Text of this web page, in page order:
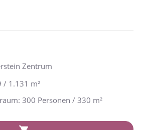
Zentrum
/ 1.131 m²
300 Personen / 330 m²